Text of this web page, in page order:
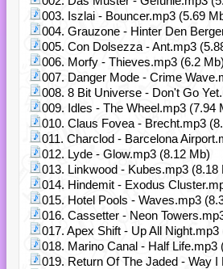
003. Iszlai - Bouncer.mp3 (5.69
004. Grauzone - Hinter Den
005. Con Dolsezza - Ant.mp3
006. Morfy - Thieves.mp3 (6.2 Mb)
007. Danger Mode - Crime
008. 8 Bit Universe - Don't Go
009. Idles - The Wheel.mp3 (7.94
010. Claus Fovea - Brecht.mp3
011. Charclod - Barcelona
012. Lyde - Glow.mp3 (8.12 Mb)
013. Linkwood - Kubes.mp3 (8.18
014. Hindemit - Exodus
015. Hotel Pools - Waves.mp3
016. Cassetter - Neon
017. Apex Shift - Up All Night.mp3
018. Marino Canal - Half Life.mp3
019. Return Of The Jaded - Way I